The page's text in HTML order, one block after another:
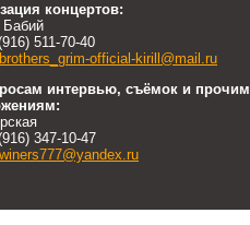
концертов:
Бабий
511-70-40
brothers_grim-official-kirill@mail.ru
интервью, съёмок и прочим
347-10-47
winers777@yandex.ru